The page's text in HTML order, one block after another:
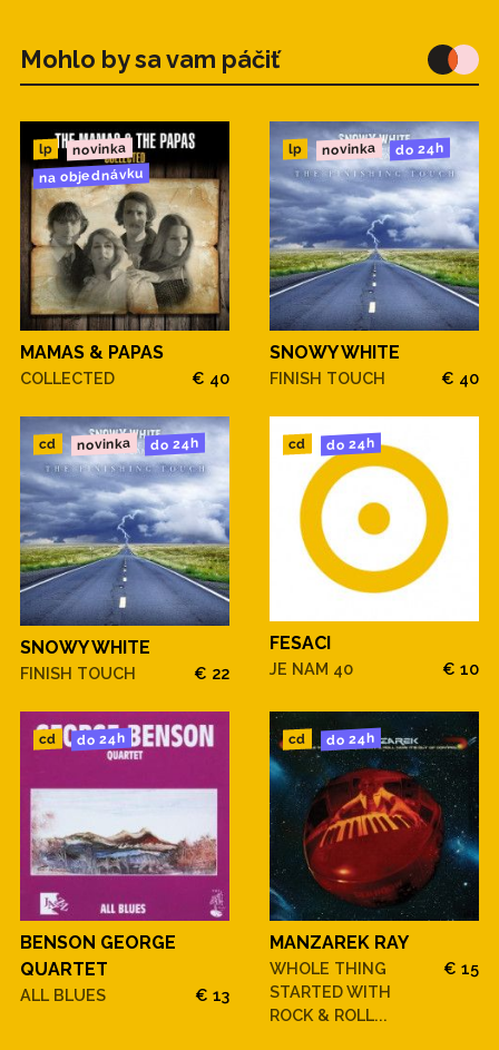
Mohlo by sa vam páčiť
lp novinka
na objednávku
MAMAS & PAPAS
COLLECTED € 40
lp novinka do 24h
SNOWY WHITE
FINISH TOUCH € 40
cd novinka do 24h
SNOWY WHITE
FINISH TOUCH € 22
cd do 24h
FESACI
JE NAM 40 € 10
cd do 24h
BENSON GEORGE
QUARTET
ALL BLUES € 13
cd do 24h
MANZAREK RAY
WHOLE THING
STARTED WITH
ROCK & ROLL...
€ 15